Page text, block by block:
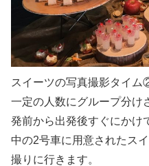
スイーツの写真撮影タイ
一定の人数にグループ分け
発前から出発後すぐにかけ
中の2号車に用意されたス
撮りに行きます。